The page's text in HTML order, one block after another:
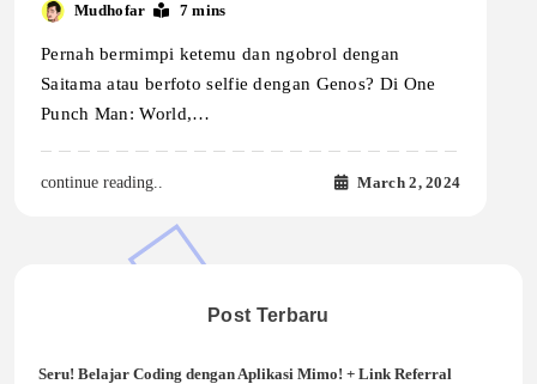
Mudhofar 7 mins
Pernah bermimpi ketemu dan ngobrol dengan
Saitama atau berfoto selfie dengan Genos? Di One
Punch Man: World,…
continue reading.. March 2, 2024
Post Terbaru
Seru! Belajar Coding dengan Aplikasi Mimo! + Link Referral